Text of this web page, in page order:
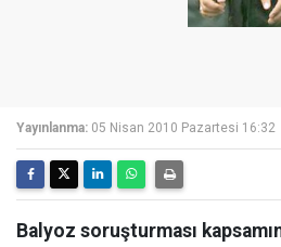
Yayınlanma: 05 Nisan 2010 Pazartesi 16:32
Balyoz soruşturması